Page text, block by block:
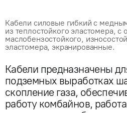
Кабели силовые гибкий с
из теплостойкого эластомера, с
маслобензостойкого,
эластомера, экранированные.
Кабели предназначены
подземных выработках
скопление газа,
работу комбайнов,